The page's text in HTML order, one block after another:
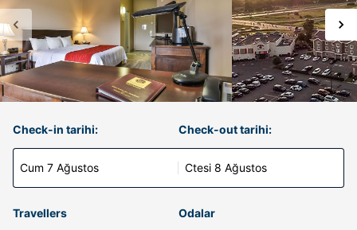
Check-in tarihi:
Cum 7 Ağustos
Check-out tarihi:
Ctesi 8 Ağustos
Travellers Odalar